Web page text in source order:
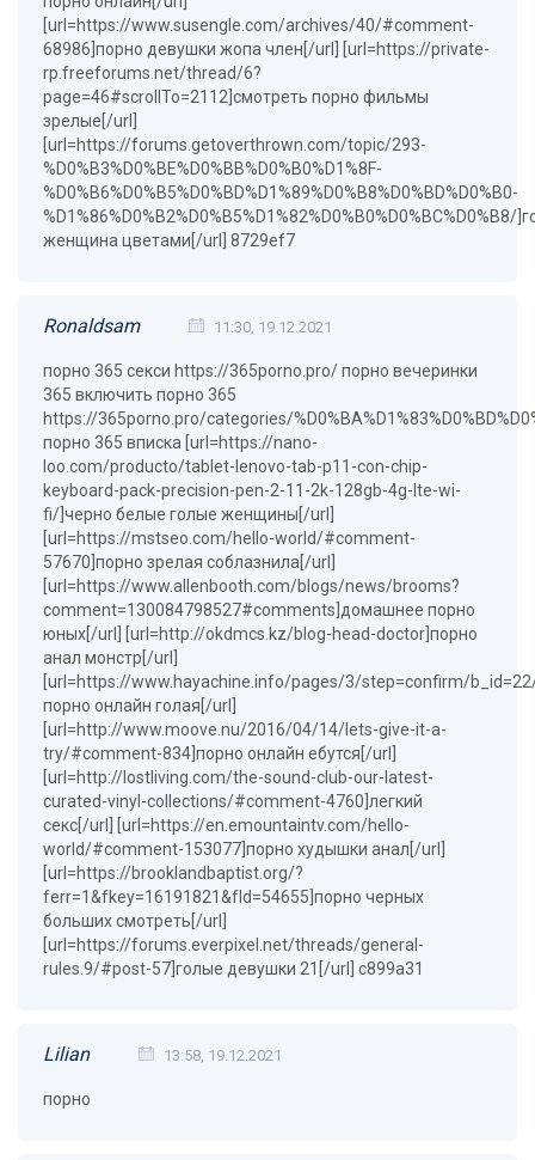
[url=https://www.susengle.com/archives/40/#comment-
68986]порно девушки жопа член[/url] [url=https://private-
rp.freeforums.net/thread/6?
page=46#scrollTo=2112]смотреть порно фильмы
зрелые[/url]
[url=https://forums.getoverthrown.com/topic/293-
%D0%B3%D0%BE%D0%BB%D0%B0%D1%8F-
%D0%B6%D0%B5%D0%BD%D1%89%D0%B8%D0%BD%D0%B0-
%D1%86%D0%B2%D0%B5%D1%82%D0%B0%D0%BC%D0%B8/
женщина цветами[/url] 8729ef7
Ronaldsam 11:30, 19.12.2021
порно 365 секси https://365porno.pro/ порно вечеринки
365 включить порно 365
https://365porno.pro/categories/
порно 365 вписка [url=https://nano-
loo.com/producto/tablet-lenovo-tab-p11-con-chip-
keyboard-pack-precision-pen-2-11-2k-128gb-4g-lte-wi-
fi/]черно белые голые женщины[/url]
[url=https://mstseo.com/hello-world/#comment-
57670]порно зрелая соблазнила[/url]
[url=https://www.allenbooth.com/blogs/news/brooms?
comment=130084798527#comments]домашнее порно
юных[/url] [url=http://okdmcs.kz/blog-head-doctor]порно
анал монстр[/url]
[url=https://www.hayachine.info/pages/3/step=confirm/
порно онлайн голая[/url]
[url=http://www.moove.nu/2016/04/14/lets-give-it-a-
try/#comment-834]порно онлайн ебутся[/url]
[url=http://lostliving.com/the-sound-club-our-latest-
curated-vinyl-collections/#comment-4760]легкий
секс[/url] [url=https://en.emountaintv.com/hello-
world/#comment-153077]порно худышки анал[/url]
[url=https://brooklandbaptist.org/?
ferr=1&fkey=16191821&fId=54655]порно черных
больших смотреть[/url]
[url=https://forums.everpixel.net/threads/general-
rules.9/#post-57]голые девушки 21[/url] c899a31
Lilian 13:58, 19.12.2021
порно